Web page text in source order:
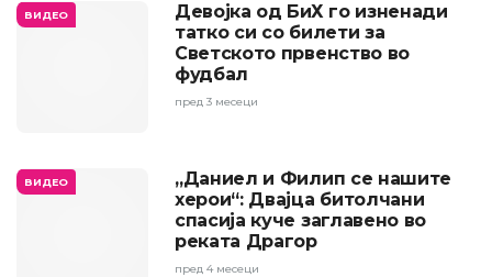
ВИДЕО
Девојка од БиХ го изненади
татко си со билети за
Светското првенство во
фудбал
пред 3 месеци
ВИДЕО
„Даниел и Филип се нашите
херои“: Двајца битолчани
спасија куче заглавено во
реката Драгор
пред 4 месеци